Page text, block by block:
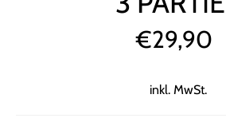
Normaler
Preis
€29,90
inkl. MwSt.